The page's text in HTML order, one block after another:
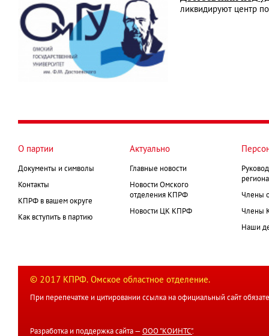
ликвидируют центр
О партии
Документы и символы
Контакты
КПРФ в вашем округе
Как вступить в партию
Актуально
Главные новости
Новости Омского
отделения КПРФ
Новости ЦК КПРФ
Члены
Члены
Наши
© 2017 КПРФ. Омское областное отделение.
При перепечатке и цитировании ссылка на официальный сайт
Разработка и поддержка сайта — ООО "КОИНТС".